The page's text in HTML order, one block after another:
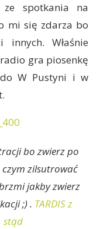
ze spotkania na
mi się zdarza bo
innych. Właśnie
gra piosenkę
W Pustyni i w
bo zwierz po
zilsutrować
jakby zwierz
;) . TARDIS z
stąd